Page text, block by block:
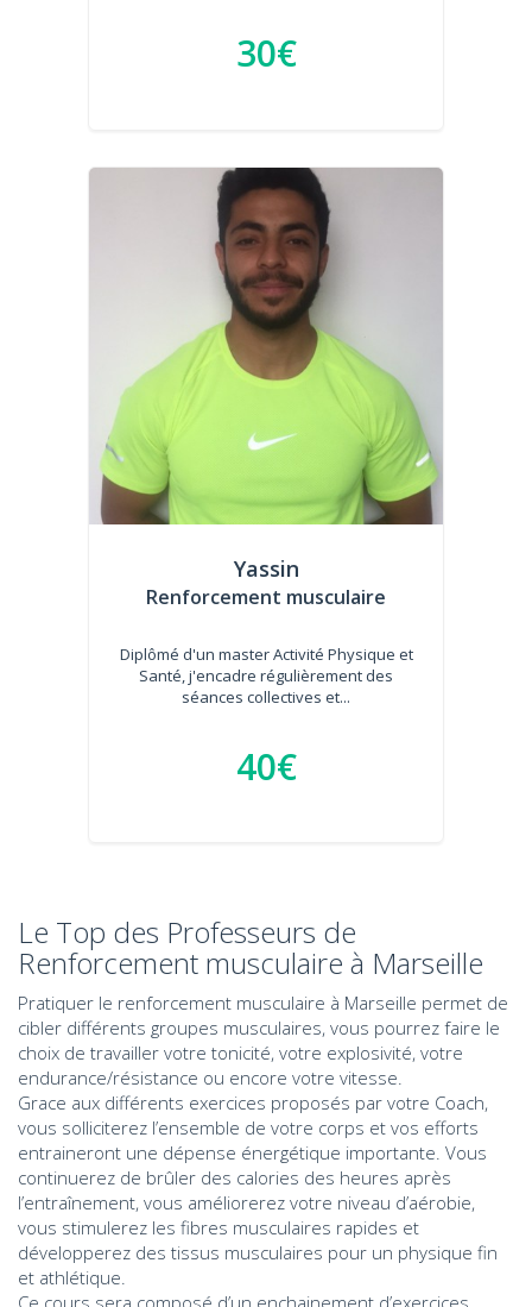
30€
Yassin
Renforcement musculaire
Diplômé d'un master Activité Physique et
Santé, j'encadre régulièrement des
séances collectives et...
40€
Le Top des Professeurs de
Renforcement musculaire à Marseille
Pratiquer le renforcement musculaire à Marseille permet de
cibler différents groupes musculaires, vous pourrez faire le
choix de travailler votre tonicité, votre explosivité, votre
endurance/résistance ou encore votre vitesse.
Grace aux différents exercices proposés par votre Coach,
vous solliciterez l’ensemble de votre corps et vos efforts
entraineront une dépense énergétique importante. Vous
continuerez de brûler des calories des heures après
l’entraînement, vous améliorerez votre niveau d’aérobie,
vous stimulerez les fibres musculaires rapides et
développerez des tissus musculaires pour un physique fin
et athlétique.
Ce cours sera composé d’un enchainement d’exercices